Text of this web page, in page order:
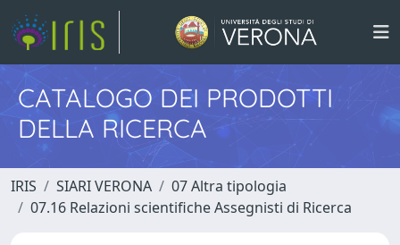
CATALOGO DEI PRODOTTI
DELLA RICERCA
IRIS SIARI VERONA
07 Altra tipologia
07.16 Relazioni scientifiche Assegnisti di Ricerca